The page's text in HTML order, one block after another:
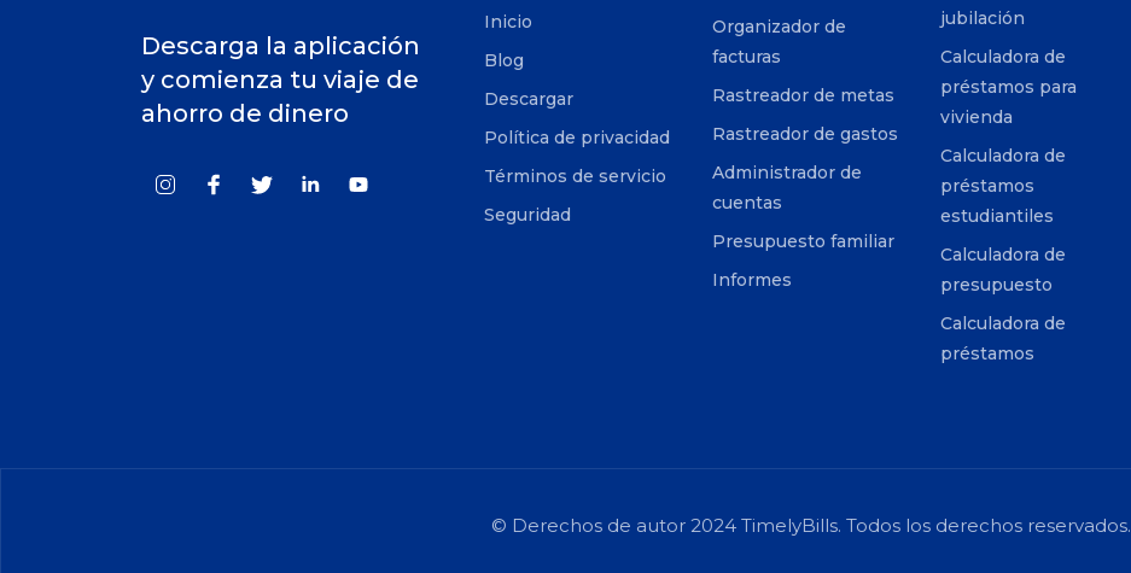
Descarga la aplicación
y comienza tu viaje de
ahorro de dinero
Inicio
Blog
Descargar
Política de privacidad
Términos de servicio
Seguridad
Organizador de
facturas
Rastreador de metas
Rastreador de gastos
Administrador de
cuentas
Presupuesto familiar
Informes
jubilación
Calculadora de
préstamos para
vivienda
Calculadora de
préstamos
estudiantiles
Calculadora de
presupuesto
Calculadora de
préstamos
© Derechos de autor 2024 TimelyBills. Todos los derechos reservados.